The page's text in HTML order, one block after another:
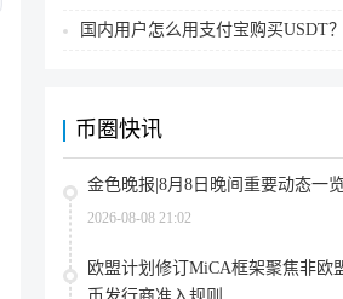
国内用户怎么用支付宝购买USDT？(欧易交易
币圈快讯
金色晚报|8月8日晚间重要动态一览
2026-08-08 21:02
欧盟计划修订MiCA框架聚焦非欧